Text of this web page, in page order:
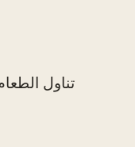
تناول الطعام